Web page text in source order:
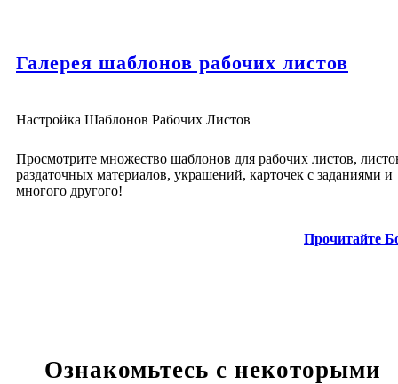
Галерея шаблонов рабочих листов
Настройка Шаблонов Рабочих Листов
Просмотрите множество шаблонов для рабочих листов,
раздаточных материалов, украшений, карточек с заданиями и
многого другого!
Прочитайте
Ознакомьтесь с некоторыми